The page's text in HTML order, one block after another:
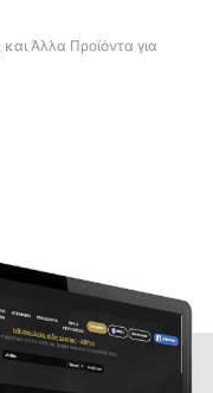
και Άλλα Προϊόντα για